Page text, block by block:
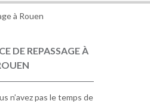
à Rouen
DE REPASSAGE À
n’avez pas le temps de